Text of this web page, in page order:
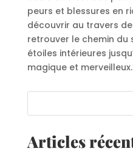
peurs et blessures en
découvrir au travers
retrouver le chemin du
étoiles intérieures
magique et merveilleux.
Articles